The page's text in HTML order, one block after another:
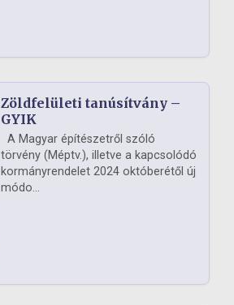
Zöldfelületi tanúsítvány –
GYIK
A Magyar építészetről szóló
törvény (Méptv.), illetve a kapcsolódó
kormányrendelet 2024 októberétől új
módo...